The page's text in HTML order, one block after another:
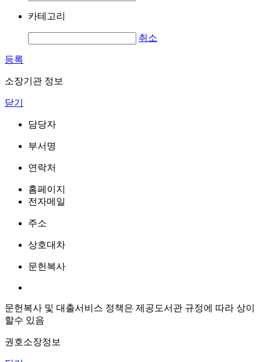
카테고리
취소
등록
소장기관 정보
닫기
담당자
부서명
연락처
홈페이지
전자메일
주소
상호대차
문헌복사
문헌복사 및 대출서비스 정책은 제공도서관 규정에 따라 상이
할수 있음
권호소장정보